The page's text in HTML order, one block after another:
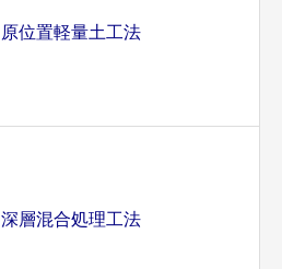
原位置軽量土工法
深層混合処理工法